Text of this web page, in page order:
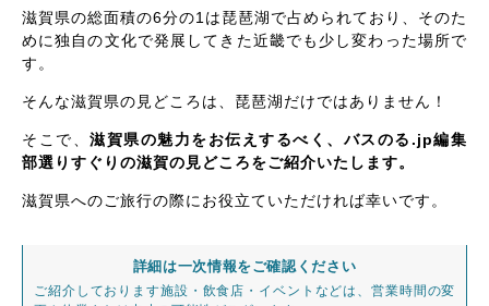
滋賀県の総面積の6分の1は琵琶湖で占められており、そのた
めに独自の文化で発展してきた近畿でも少し変わった場所で
す。
そんな滋賀県の見どころは、琵琶湖だけではありません！
そこで、滋賀県の魅力をお伝えするべく、バスのる.jp編集
部選りすぐりの滋賀の見どころをご紹介いたします。
滋賀県へのご旅行の際にお役立ていただければ幸いです。
詳細は一次情報をご確認ください
ご紹介しております施設・飲食店・イベントなどは、営業時間の変